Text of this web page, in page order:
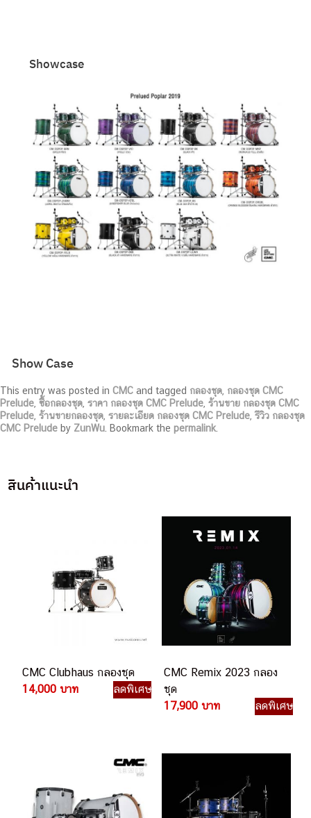
Showcase
Show Case
This entry was posted in CMC and tagged กลองชุด, กลองชุด CMC
Prelude, ซื้อกลองชุด, ราคา กลองชุด CMC Prelude, ร้านขาย กลองชุด CMC
Prelude, ร้านขายกลองชุด, รายละเอียด กลองชุด CMC Prelude,รีวิว กลองชุด
CMC Prelude by ZunWu. Bookmark the permalink.
สินค้าแนะนำ
CMC Clubhaus กลองชุด
14,000 บาท
ลดพิเศษ
CMC Remix 2023 กลอง
ชุด
17,900 บาท
ลดพิเศษ